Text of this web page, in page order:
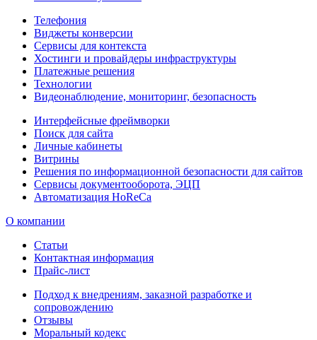
Телефония
Виджеты конверсии
Сервисы для контекста
Хостинги и провайдеры инфраструктуры
Платежные решения
Технологии
Видеонаблюдение, мониторинг, безопасность
Интерфейсные фреймворки
Поиск для сайта
Личные кабинеты
Витрины
Решения по информационной безопасности для сайтов
Сервисы документооборота, ЭЦП
Автоматизация HoReCa
О компании
Статьи
Контактная информация
Прайс-лист
Подход к внедрениям, заказной разработке и
сопровождению
Отзывы
Моральный кодекс